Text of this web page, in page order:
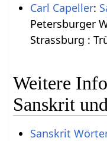
Carl Capeller:
Petersburger
Strassburg :
Weitere
Sanskrit
Sanskrit